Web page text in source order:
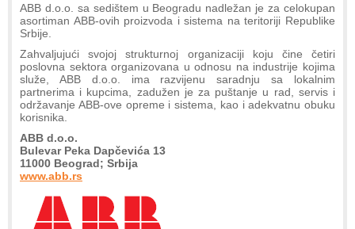
ABB d.o.o. sa sedištem u Beogradu nadležan je za celokupan
asortiman ABB-ovih proizvoda i sistema na teritoriji Republike
Srbije.
Zahvaljujući svojoj strukturnoj organizaciji koju čine četiri
poslovna sektora organizovana u odnosu na industrije kojima
služe, ABB d.o.o. ima razvijenu saradnju sa lokalnim
partnerima i kupcima, zadužen je za puštanje u rad, servis i
održavanje ABB-ove opreme i sistema, kao i adekvatnu obuku
korisnika.
ABB d.o.o.
Bulevar Peka Dapčevića 13
11000 Beograd; Srbija
www.abb.rs